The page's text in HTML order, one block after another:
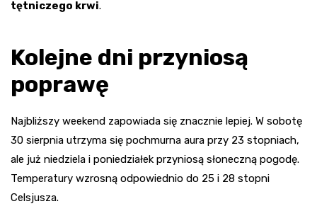
tętniczego krwi.
Kolejne dni przyniosą
poprawę
Najbliższy weekend zapowiada się znacznie lepiej. W sobotę
30 sierpnia utrzyma się pochmurna aura przy 23 stopniach,
ale już niedziela i poniedziałek przyniosą słoneczną pogodę.
Temperatury wzrosną odpowiednio do 25 i 28 stopni
Celsjusza.